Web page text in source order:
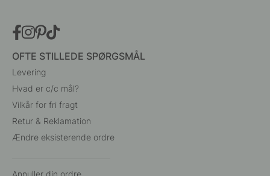
OFTE STILLEDE SPØRGSMÅL
Levering
Hvad er c/c mål?
Vilkår for fri fragt
Retur & Reklamation
Ændre eksisterende ordre